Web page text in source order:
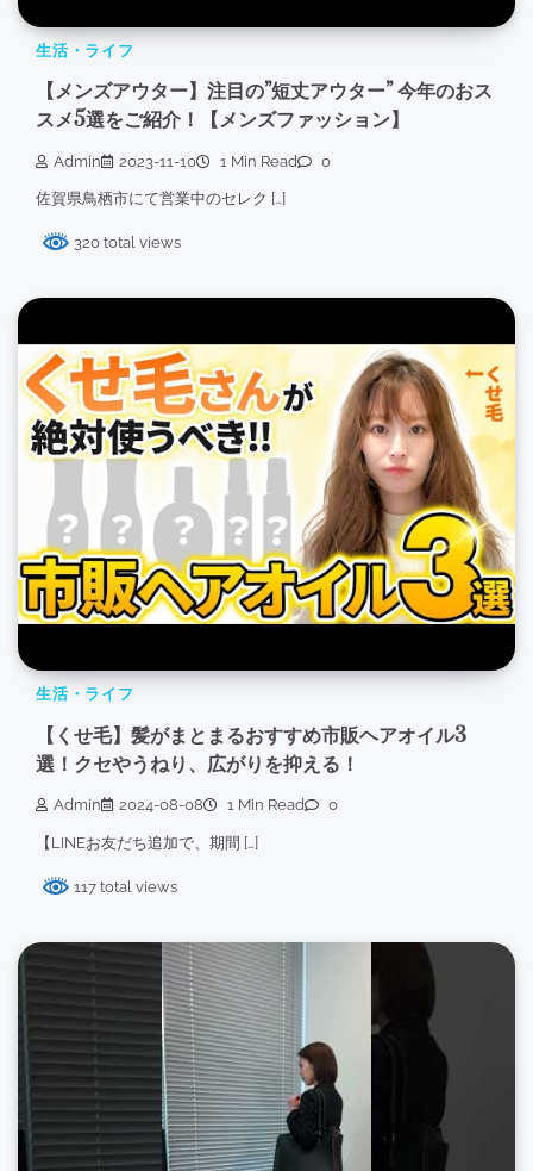
生活・ライフ
【メンズアウター】注目の”短丈アウター” 今年のおス
スメ5選をご紹介！【メンズファッション】
Admin 2023-11-10 1 Min Read 0
佐賀県鳥栖市にて営業中のセレク […]
320 total views
生活・ライフ
【くせ毛】髪がまとまるおすすめ市販ヘアオイル3
選！クセやうねり、広がりを抑える！
Admin 2024-08-08 1 Min Read 0
【LINEお友だち追加で、期間 […]
117 total views